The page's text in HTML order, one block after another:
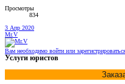
Просмотры
834
3 Апр 2020
Mr.V
Вам необходимо войти или
Услуги юристов